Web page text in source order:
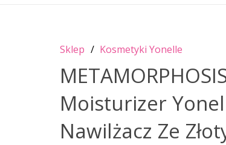
Sklep / Kosmetyki Yonelle
Moisturizer
Nawilżacz Ze